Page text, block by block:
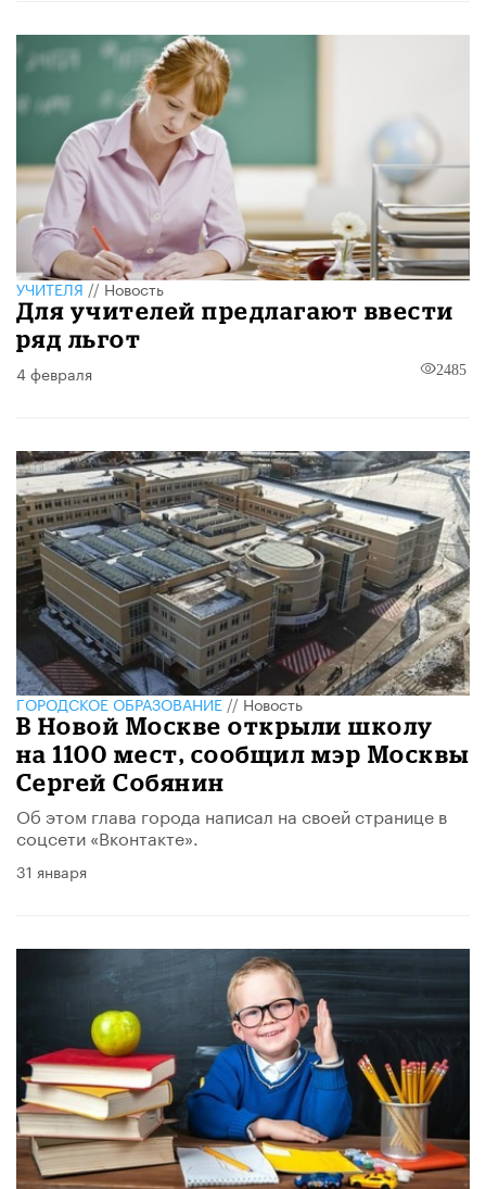
УЧИТЕЛЯ//Новость
Для учителей предлагают ввести
ряд льгот
4 февраля 2485
ГОРОДСКОЕ ОБРАЗОВАНИЕ//Новость
В Новой Москве открыли школу
на 1100 мест, сообщил мэр Москвы
Сергей Собянин
Об этом глава города написал на своей странице в
соцсети «Вконтакте».
31 января